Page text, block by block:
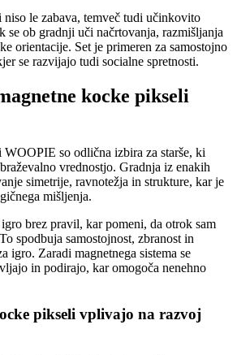
le zabava, temveč tudi učinkovito
se ob gradnji uči načrtovanja, razmišljanja
orientacije. Set je primeren za samostojno
se razvijajo tudi socialne spretnosti.
kocke pikseli
so odlična izbira za starše, ki
vrednostjo. Gradnja iz enakih
simetrije, ravnotežja in strukture, kar je
mišljenja.
brez pravil, kar pomeni, da otrok sam
spodbuja samostojnost, zbranost in
igro. Zaradi magnetnega sistema se
in podirajo, kar omogoča nenehno
pikseli vplivajo na razvoj